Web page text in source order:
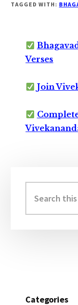
TAGGED WITH:
Verses
Join
Sidebar
this
website
Categories